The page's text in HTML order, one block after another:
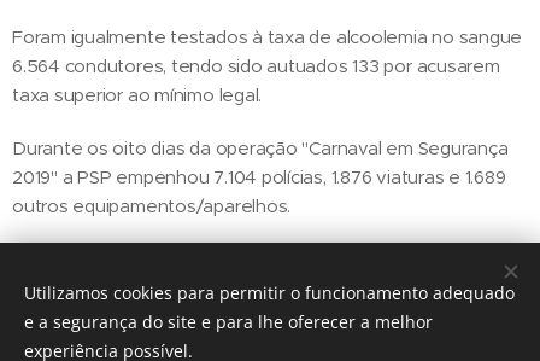
Foram igualmente testados à taxa de alcoolemia no sangue
6.564 condutores, tendo sido autuados 133 por acusarem
taxa superior ao mínimo legal.
Durante os oito dias da operação "Carnaval em Segurança
2019" a PSP empenhou 7.104 polícias, 1.876 viaturas e 1.689
outros equipamentos/aparelhos.
Share
Utilizamos cookies para permitir o funcionamento adequado
e a segurança do site e para lhe oferecer a melhor
experiência possível.